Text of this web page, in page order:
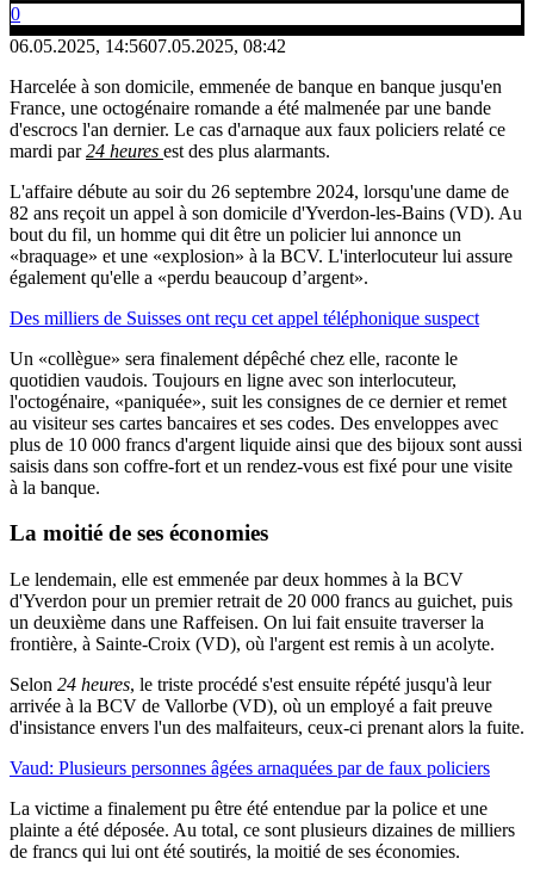
0
06.05.2025, 14:5607.05.2025, 08:42
Harcelée à son domicile, emmenée de banque en banque jusqu'en
France, une octogénaire romande a été malmenée par une bande
d'escrocs l'an dernier. Le cas d'arnaque aux faux policiers relaté ce
mardi par24 heures est des plus alarmants.
L'affaire débute au soir du 26 septembre 2024, lorsqu'une dame de
82 ans reçoit un appel à son domicile d'Yverdon-les-Bains (VD). Au
bout du fil, un homme qui dit être un policier lui annonce un
«braquage» et une «explosion» à la BCV. L'interlocuteur lui assure
également qu'elle a «perdu beaucoup d’argent».
Des milliers de Suisses ont reçu cet appel téléphonique suspect
Un «collègue» sera finalement dépêché chez elle, raconte le
quotidien vaudois. Toujours en ligne avec son interlocuteur,
l'octogénaire, «paniquée», suit les consignes de ce dernier et remet
au visiteur ses cartes bancaires et ses codes. Des enveloppes avec
plus de 10 000 francs d'argent liquide ainsi que des bijoux sont aussi
saisis dans son coffre-fort et un rendez-vous est fixé pour une visite
à la banque.
La moitié de ses économies
Le lendemain, elle est emmenée par deux hommes à la BCV
d'Yverdon pour un premier retrait de 20 000 francs au guichet, puis
un deuxième dans une Raffeisen. On lui fait ensuite traverser la
frontière, à Sainte-Croix (VD), où l'argent est remis à un acolyte.
Selon 24 heures, le triste procédé s'est ensuite répété jusqu'à leur
arrivée à la BCV de Vallorbe (VD), où un employé a fait preuve
d'insistance envers l'un des malfaiteurs, ceux-ci prenant alors la fuite.
Vaud: Plusieurs personnes âgées arnaquées par de faux policiers
La victime a finalement pu être été entendue par la police et une
plainte a été déposée. Au total, ce sont plusieurs dizaines de milliers
de francs qui lui ont été soutirés, la moitié de ses économies.